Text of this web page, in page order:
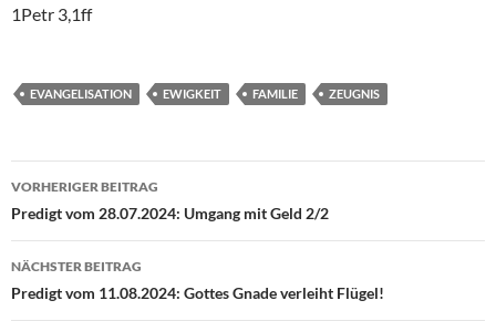
1Petr 3,1ff
EVANGELISATION EWIGKEIT FAMILIE ZEUGNIS
Beitragsnavigation
VORHERIGER BEITRAG
Predigt vom 28.07.2024: Umgang mit Geld 2/2
NÄCHSTER BEITRAG
Predigt vom 11.08.2024: Gottes Gnade verleiht Flügel!